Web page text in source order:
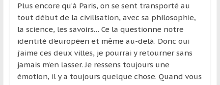
Plus encore qu’à Paris, on se sent transporté au
tout début de la civilisation, avec sa philosophie,
la science, les savoirs… Ce la questionne notre
identité d’européen et même au-delà. Donc oui
j’aime ces deux villes, je pourrai y retourner sans
jamais m’en lasser. Je ressens toujours une
émotion, il y a toujours quelque chose. Quand vous